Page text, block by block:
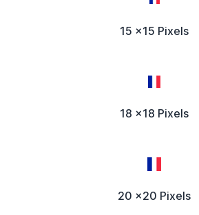
15 x15 Pixels
18 x18 Pixels
20 x20 Pixels